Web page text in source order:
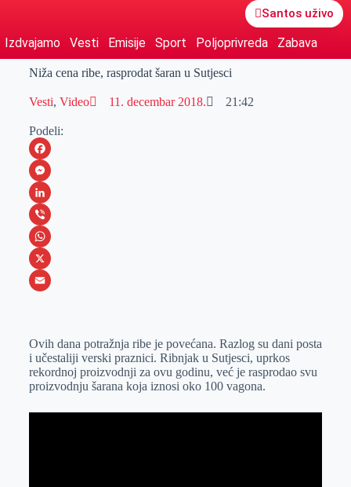
Santos uživo
Izdvajamo Vesti Emisije Sport Poljoprivreda Zabava
Niža cena ribe, rasprodat šaran u Sutjesci
Vesti, Video 11. decembar 2018. 21:42
Podeli:
F
a
c
e
b
o
M
e
s
s
e
e
r
L
i
n
k
I
n
V
i
b
W
h
s
A
p
p
X
a
i
l
Ovih dana potražnja ribe je povećana. Razlog su dani posta
i učestaliji verski praznici. Ribnjak u Sutjesci, uprkos
rekordnoj proizvodnji za ovu godinu, već je rasprodao svu
proizvodnju šarana koja iznosi oko 100 vagona.